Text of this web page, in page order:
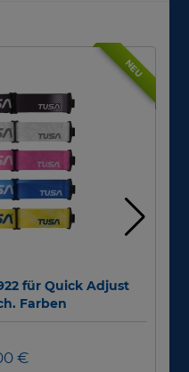
NEU
für Quick Adjust
Farben
€